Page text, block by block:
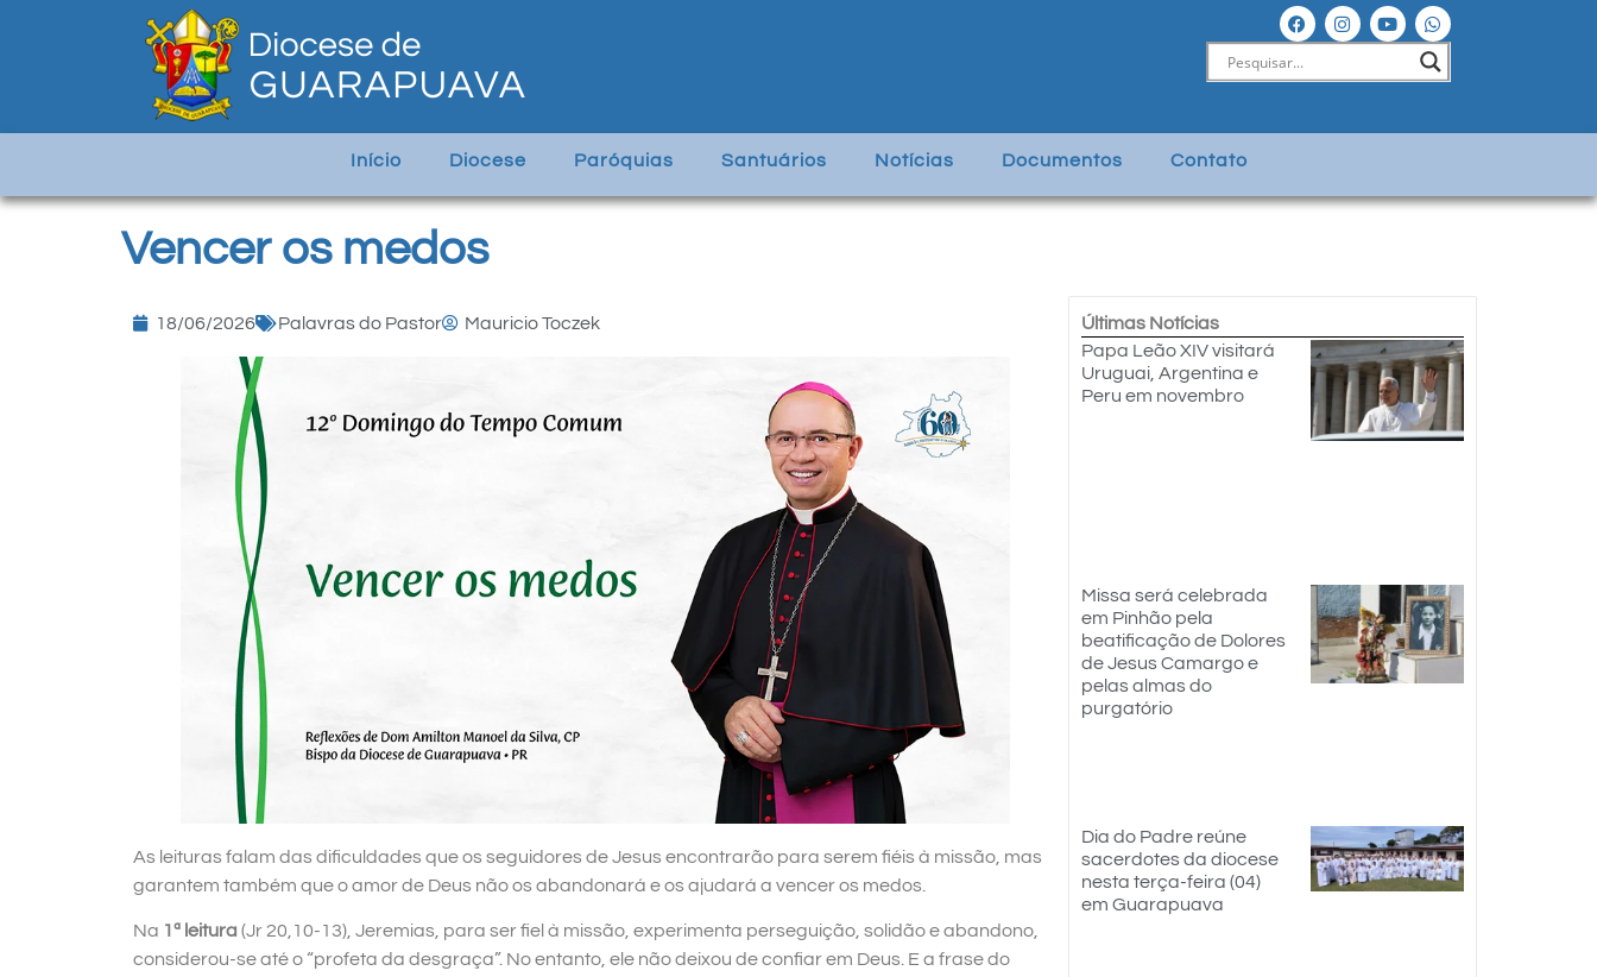
Início Diocese Paróquias Santuários Notícias Documentos Contato
Vencer os medos
18/06/2026 Palavras do Pastor Mauricio Toczek
As leituras falam das dificuldades que os seguidores de Jesus encontrarão para serem fiéis à missão, mas
garantem também que o amor de Deus não os abandonará e os ajudará a vencer os medos.
Na 1ª leitura (Jr 20,10-13), Jeremias, para ser fiel à missão, experimenta perseguição, solidão e abandono,
considerou-se até o “profeta da desgraça”. No entanto, ele não deixou de confiar em Deus. E a frase do
Últimas Notícias
Papa Leão XIV visitará
Uruguai, Argentina e
Peru em novembro
Missa será celebrada
em Pinhão pela
beatificação de Dolores
de Jesus Camargo e
pelas almas do
purgatório
Dia do Padre reúne
sacerdotes da diocese
nesta terça-feira (04)
em Guarapuava